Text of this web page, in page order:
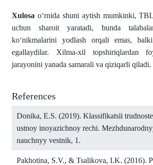
Xulosa o‘rnida shuni aytish mumkinki,
uchun sharoit yaratadi, bunda
ko‘nikmalarini yodlash orqali emas,
egallaydilar. Xilma-xil topshiriqlardan
jarayonini yanada samarali va qiziqarli qiladi.
References
Donika, E.S. (2019). Klassifikatsii
ustnoy inoyazichnoy rechi.
nauchnyy vestnik, 1.
Pakhotina, S.V., & Tsalikova, I.K. (2016).